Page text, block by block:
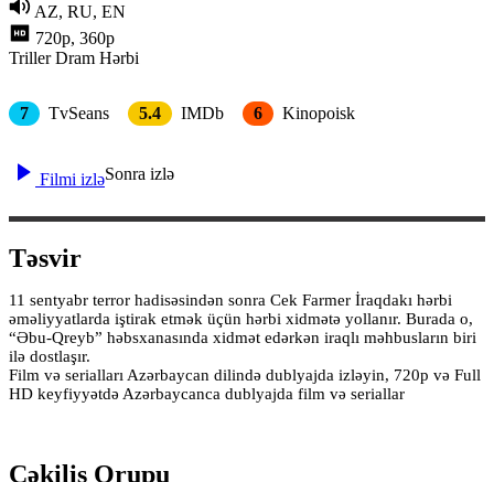
AZ, RU, EN
720p, 360p
Triller Dram Hərbi
7 TvSeans 5.4 IMDb 6 Kinopoisk
Filmi izləSonra izlə
Təsvir
11 sentyabr terror hadisəsindən sonra Cek Farmer İraqdakı hərbi
əməliyyatlarda iştirak etmək üçün hərbi xidmətə yollanır. Burada o,
“Əbu-Qreyb” həbsxanasında xidmət edərkən iraqlı məhbusların biri
ilə dostlaşır.
Film və serialları Azərbaycan dilində dublyajda izləyin, 720p və Full
HD keyfiyyətdə Azərbaycanca dublyajda film və seriallar
Çəkiliş Qrupu